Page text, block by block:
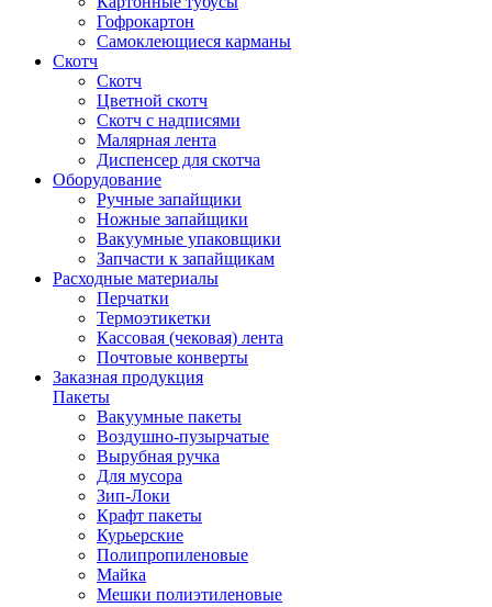
Гофрокартон
Самоклеющиеся карманы
Скотч
Скотч
Цветной скотч
Скотч с надписями
Малярная лента
Диспенсер для скотча
Оборудование
Ручные запайщики
Ножные запайщики
Вакуумные упаковщики
Запчасти к запайщикам
Расходные материалы
Перчатки
Термоэтикетки
Кассовая (чековая) лента
Почтовые конверты
Заказная продукция
Пакеты
Вакуумные пакеты
Воздушно-пузырчатые
Вырубная ручка
Для мусора
Зип-Локи
Крафт пакеты
Курьерские
Полипропиленовые
Майка
Мешки полиэтиленовые